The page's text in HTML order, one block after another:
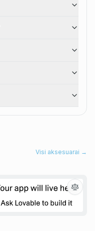
Visi aksesuarai →